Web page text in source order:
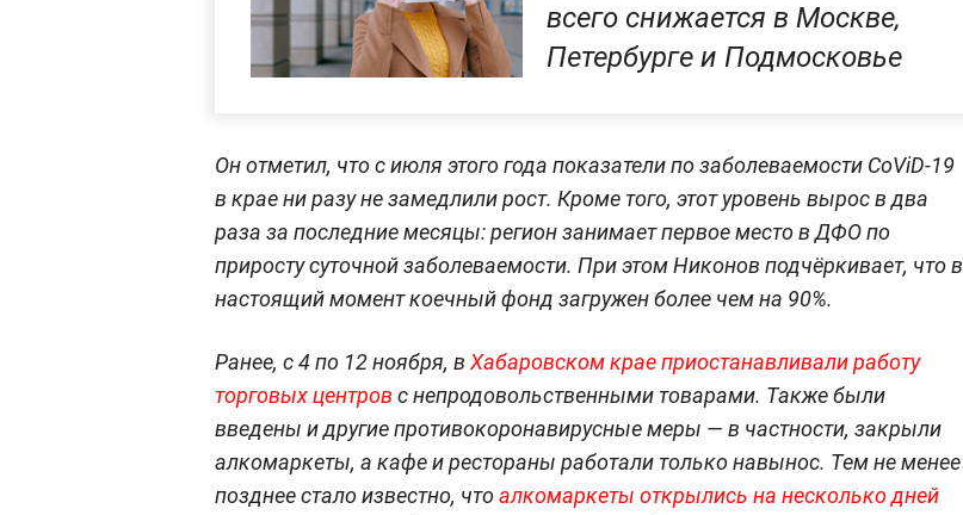
всего снижается в Москве,
Петербурге и Подмосковье
Он отметил, что с июля этого года показатели по заболеваемости CoViD-19
в крае ни разу не замедлили рост. Кроме того, этот уровень вырос в два
раза за последние месяцы: регион занимает первое место в ДФО по
приросту суточной заболеваемости. При этом Никонов подчёркивает, что в
настоящий момент коечный фонд загружен более чем на 90%.
Ранее, с 4 по 12 ноября, в Хабаровском крае приостанавливали работу
торговых центров с непродовольственными товарами. Также были
введены и другие противокоронавирусные меры — в частности, закрыли
алкомаркеты, а кафе и рестораны работали только навынос. Тем не менее
позднее стало известно, чтоалкомаркеты открылись на несколько дней